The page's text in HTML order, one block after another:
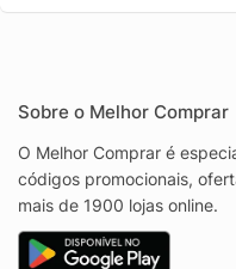
Sobre o Melhor Comprar
O Melhor Comprar é
códigos promocionais,
mais de 1900 lojas online.